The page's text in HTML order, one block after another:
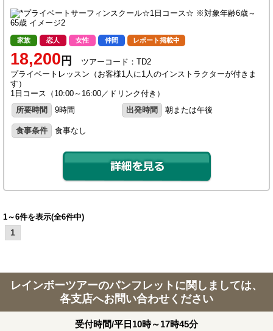
家族 恋人 女性 仲間 レポート掲載中
18,200 円
ツアーコード：TD2
プライベートレッスン（お客様1人に1人のインストラクターが付きま
す）
1日コース（10:00～16:00／ドリンク付き）
所要時間
9時間 出発時間 朝または午後
食事条件 食事なし
1～6件を表示(全6件中)
1
レインボーツアーのパンフレットに関しましては、
各支店へお問い合わせください
受付時間/平日10時～17時45分